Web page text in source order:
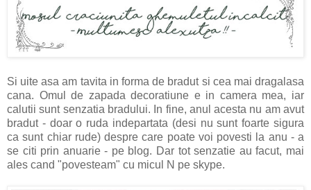
Si uite asa am tavita in forma de bradut si cea mai dragalasa
cana. Omul de zapada decoratiune e in camera mea, iar
calutii sunt senzatia bradului. In fine, anul acesta nu am avut
bradut - doar o ruda indepartata (desi nu sunt foarte sigura
ca sunt chiar rude) despre care poate voi povesti la anu - a
se citi prin anuarie - pe blog. Dar tot senzatie au facut, mai
ales cand "povesteam" cu micul N pe skype.